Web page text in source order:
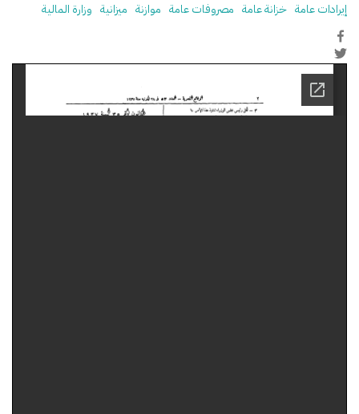
إيرادات عامة خزانة عامة مصروفات عامة موازنة ميزانية وزارة المالية